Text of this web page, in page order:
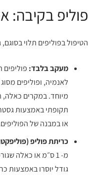
פוליפ בקיבה:
הטיפול בפוליפים תלוי
מעקב בלבד:
מיוחד. במקרים
תקופתי באמצעות
או במבנה של
כריתת פוליפ
מ- 1 ס״מ או כאלה שגורמים לדימום או
גודל יוסרו באמצעות